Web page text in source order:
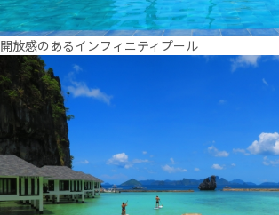
開放感のあるインフィニティプール